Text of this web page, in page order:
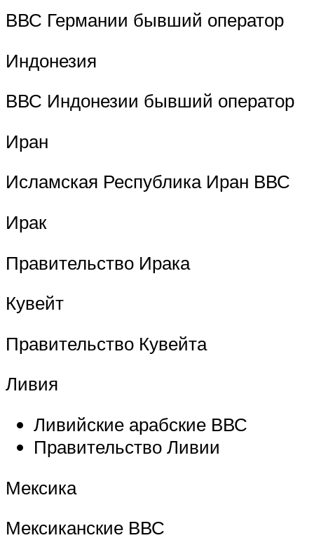
ВВС Германии бывший оператор
Индонезия
ВВС Индонезии бывший оператор
Иран
Исламская Республика Иран ВВС
Ирак
Правительство Ирака
Кувейт
Правительство Кувейта
Ливия
Ливийские арабские ВВС
Правительство Ливии
Мексика
Мексиканские ВВС